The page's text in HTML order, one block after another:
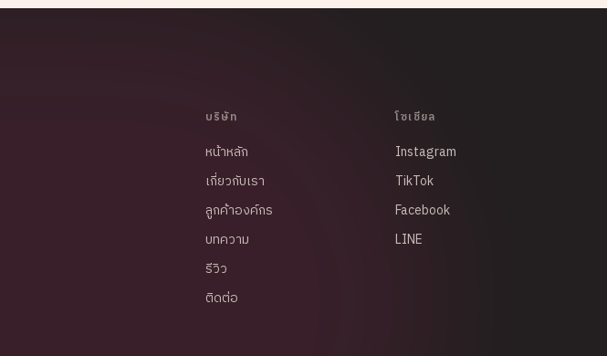
บริษัท
หน้าหลัก
เกี่ยวกับเรา
ลูกค้าองค์กร
บทความ
รีวิว
ติดต่อ
โซเชียล
Instagram
TikTok
Facebook
LINE